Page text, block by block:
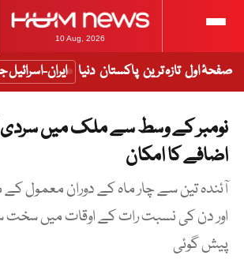
10 Aug, 2026
صفحۂ اول تازہ ترین پاکستان دنیا ایران-
نومبر کے وسط سے ملک میں
اضافے کا امکان
آئندہ تین سے چار ماہ کے دوران معمول کے
اور دن کی نسبت رات کے اوقات میں
پیش گوئی